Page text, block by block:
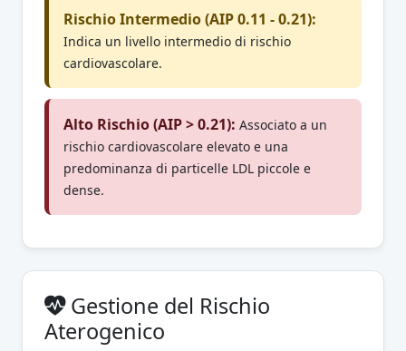
Rischio Intermedio (AIP 0.11 - 0.21):
Indica un livello intermedio di rischio
cardiovascolare.
Alto Rischio (AIP > 0.21): Associato a un
rischio cardiovascolare elevato e una
predominanza di particelle LDL piccole e
dense.
Gestione del Rischio
Aterogenico